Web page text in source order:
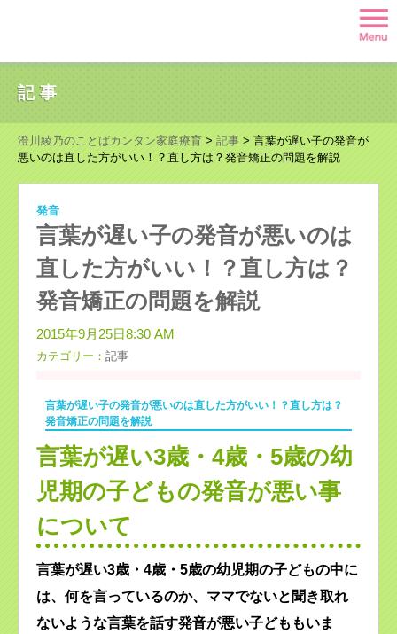
記事
澄川綾乃のことばカンタン家庭療育 > 記事 > 言葉が遅い子の発音が
悪いのは直した方がいい！？直し方は？発音矯正の問題を解説
発音
言葉が遅い子の発音が悪いのは
直した方がいい！？直し方は？
発音矯正の問題を解説
2015年9月25日8:30 AM
カテゴリー： 記事
言葉が遅い子の発音が悪いのは直した方がいい！？直し方は？
発音矯正の問題を解説
言葉が遅い3歳・4歳・5歳の幼
児期の子どもの発音が悪い事
について
言葉が遅い3歳・4歳・5歳の幼児期の子どもの中に
は、何を言っているのか、ママでないと聞き取れ
ないような言葉を話す発音が悪い子どももいま